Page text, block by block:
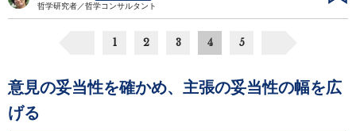
哲学研究者／哲学コンサルタント
1 2 3 4 5
意見の妥当性を確かめ、主張の妥当性の幅を広
げる